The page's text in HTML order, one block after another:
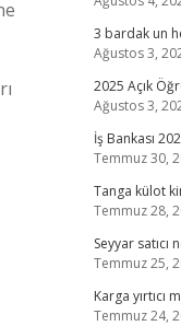
3 bardak un
Ağustos 3,
2025 Açık
Ağustos 3,
İş Bankası
Temmuz 30,
Tanga külot
Temmuz 28,
Seyyar satıcı
Temmuz 25,
Karga yırtıcı
Temmuz 24,